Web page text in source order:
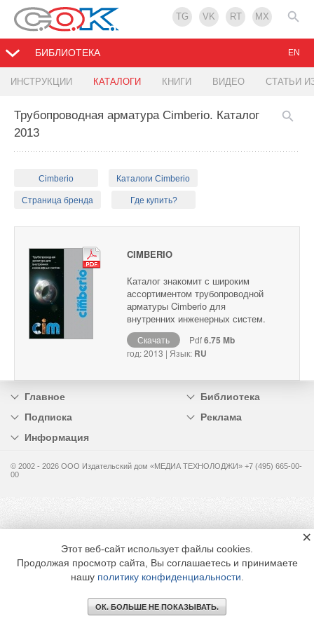
TG VK RT MX
БИБЛИОТЕКА
ИНСТРУКЦИИ КАТАЛОГИ КНИГИ ВИДЕО СТАТЬИ
EN
Трубопроводная арматура Cimberio. Каталог
2013
Cimberio Каталоги Cimberio
Страница бренда Где купить?
CIMBERIO
Каталог знакомит с широким
ассортиментом трубопроводной
арматуры Cimberio для
внутренних инженерных систем.
Скачать Pdf6.75 Mb
год: 2013 | Язык: RU
Главное
Библиотека
Подписка
Реклама
Информация
© 2002 - 2026 OOO Издательский дом «МЕДИА ТЕХНОЛОДЖИ» +7 (495) 665-00-
00
Этот веб-сайт использует файлы cookies.
Продолжая просмотр сайта, Вы соглашаетесь и принимаете
нашу политику конфиденциальности
ОК. БОЛЬШЕ НЕ ПОКАЗЫВАТЬ.
×